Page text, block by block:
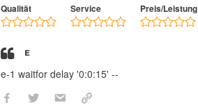
Qualität Service Preis/Leistung
e
e-1 waitfor delay '0:0:15' --